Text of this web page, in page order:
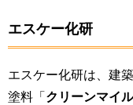
エスケー化研
エスケー化研は、建
塗料「 クリーンマイ